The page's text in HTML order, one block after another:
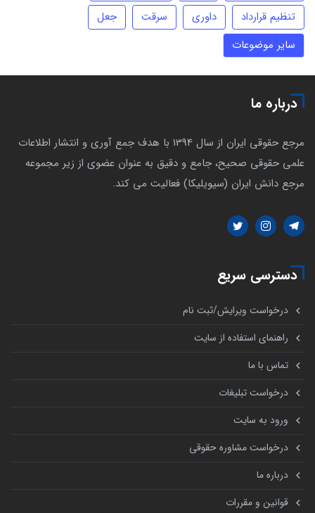
تنظیم قرارداد
داوری سرقت
جعل
سایر موضوعات
درباره ما
مرجع حقوقی ایران از سال 1394 با هدف جمع آوری و انتشار اطلاعات
علمی حقوقی صحیح، جامع و دقیق به عنوان عضوی از زیر مجموعه
مرجع دانش ایران (سیویلیکا) فعالیت می کند.
دسترسی سریع
درخواست ویرایش/ثبت نام
راهنمای استفاده از سایت
تماس با ما
درخواست تبلیغات
ورود به سایت
درخواست مشاوره حقوقی
درباره ما
قوانین و مقررات